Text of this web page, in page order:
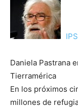
IPS
Daniela Pastrana
Tierramérica
En los próximos
millones de